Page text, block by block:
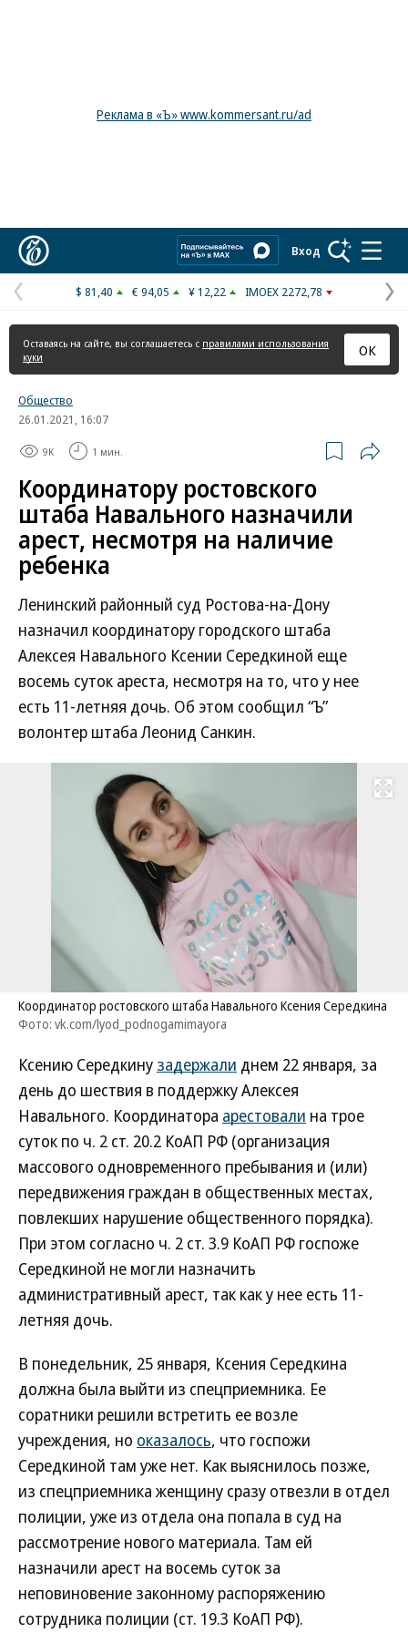
Реклама в «Ъ» www.kommersant.ru/ad
Вход
Предыдущая
страница
$ 81,40 € 94,05 ¥ 12,22 IMOEX 2272,78
Оставаясь на сайте, вы соглашаетесь с правилами использования
куки
ОК
Общество
26.01.2021, 16:07
9K 1 мин.
Координатору ростовского
штаба Навального назначили
арест, несмотря на наличие
ребенка
Ленинский районный суд Ростова-на-Дону
назначил координатору городского штаба
Алексея Навального Ксении Середкиной еще
восемь суток ареста, несмотря на то, что у нее
есть 11-летняя дочь. Об этом сообщил “Ъ”
волонтер штаба Леонид Санкин.
Развернуть
Координатор ростовского штаба Навального Ксения Середкина
Фото: vk.com/lyod_podnogamimayora
Ксению Середкину задержали днем 22 января, за
день до шествия в поддержку Алексея
Навального. Координатора арестовали на трое
суток по ч. 2 ст. 20.2 КоАП РФ (организация
массового одновременного пребывания и (или)
передвижения граждан в общественных местах,
повлекших нарушение общественного порядка).
При этом согласно ч. 2 ст. 3.9 КоАП РФ госпоже
Середкиной не могли назначить
административный арест, так как у нее есть 11-
летняя дочь.
В понедельник, 25 января, Ксения Середкина
должна была выйти из спецприемника. Ее
соратники решили встретить ее возле
учреждения, но оказалось, что госпожи
Середкиной там уже нет. Как выяснилось позже,
из спецприемника женщину сразу отвезли в отдел
полиции, уже из отдела она попала в суд на
рассмотрение нового материала. Там ей
назначили арест на восемь суток за
неповиновение законному распоряжению
сотрудника полиции (ст. 19.3 КоАП РФ).